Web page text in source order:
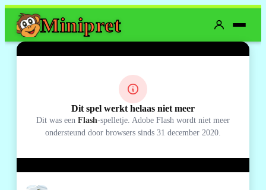
Minipret
Dit spel werkt helaas niet meer
Dit was een Flash-spelletje. Adobe Flash wordt niet meer
ondersteund door browsers sinds 31 december 2020.